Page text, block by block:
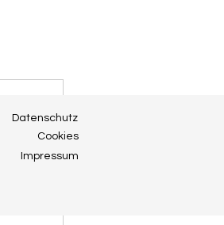
Datenschutz
Cookies
Impressum